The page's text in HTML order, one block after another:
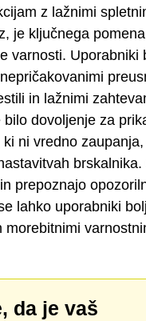
z lažnimi
je ključnega
varnosti. Uporabniki
in lažnimi
dovoljenje za
ni vredno
brskalnika.
prepoznajo
lahko uporabniki
morebitnimi
da je vaš